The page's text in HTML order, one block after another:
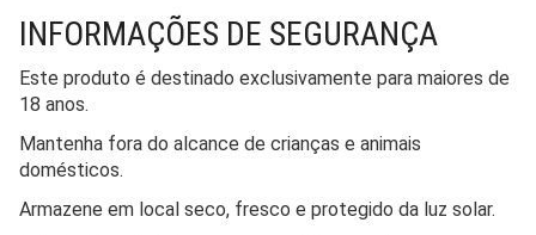
INFORMAÇÕES DE SEGURANÇA
Este produto é destinado exclusivamente para maiores de
18 anos.
Mantenha fora do alcance de crianças e animais
domésticos.
Armazene em local seco, fresco e protegido da luz solar.